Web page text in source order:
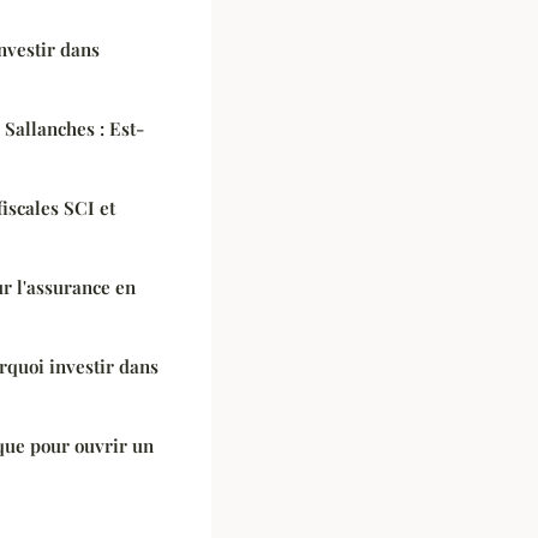
dans
: Est-
SCI et
l'assurance en
investir dans
pour ouvrir un